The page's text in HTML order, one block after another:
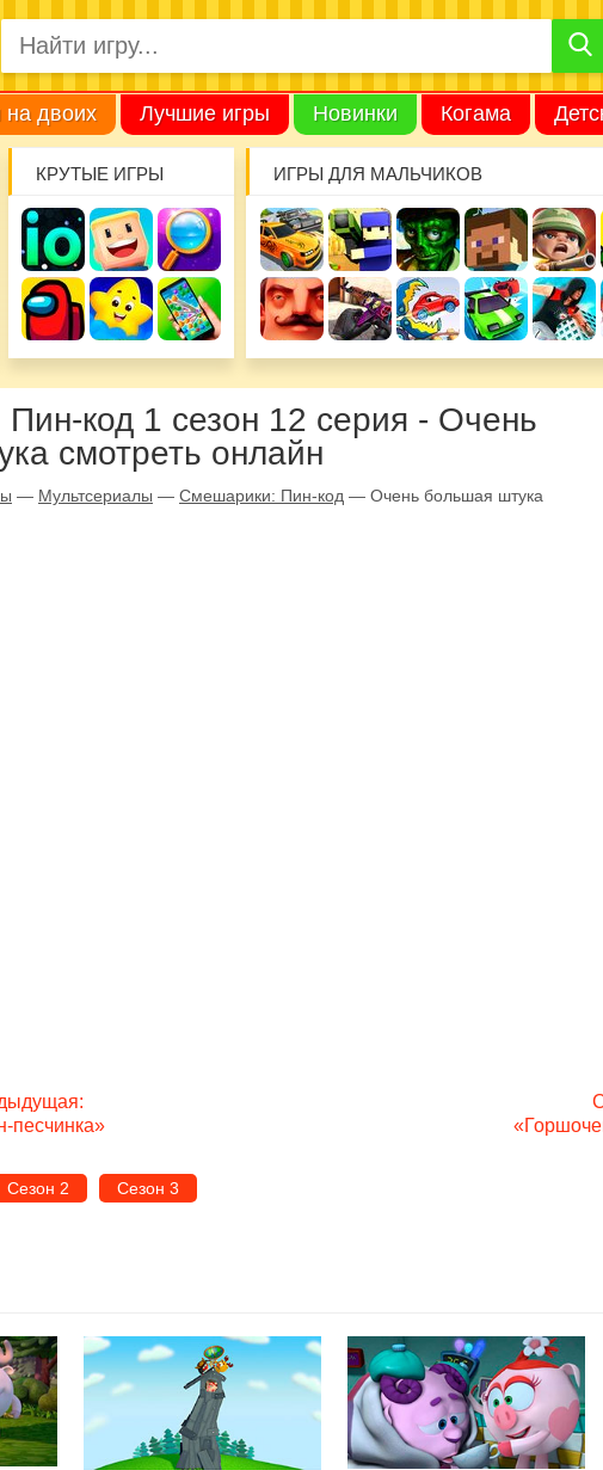
на двоих Лучшие игры Новинки Когама
КРУТЫЕ ИГРЫ ИГРЫ ДЛЯ МАЛЬЧИКОВ
код 1 сезон 12 серия - Очень
смотреть онлайн
— Мультсериалы — Смешарики: Пин-код — Очень большая штука
песчинка»
Сезон 2 Сезон 3